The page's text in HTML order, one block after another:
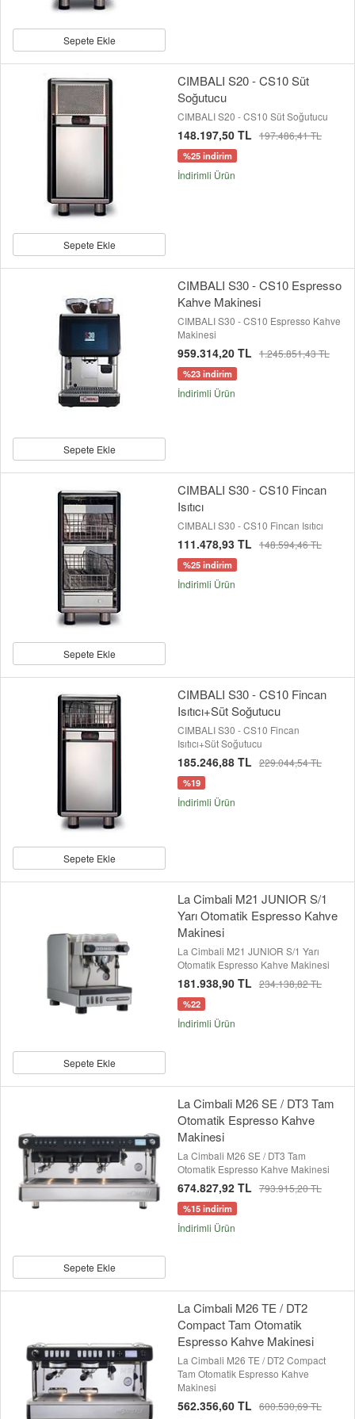
Sepete Ekle
Sepete Ekle
CIMBALI S20 - CS10 Süt
Soğutucu
CIMBALI S20 - CS10 Süt Soğutucu
148.197,50 TL 197.486,41 TL
%25 indirim
İndirimli Ürün
Sepete Ekle
CIMBALI S30 - CS10 Espresso
Kahve Makinesi
CIMBALI S30 - CS10 Espresso Kahve
Makinesi
959.314,20 TL 1.245.851,43 TL
%23 indirim
İndirimli Ürün
Sepete Ekle
CIMBALI S30 - CS10 Fincan
Isıtıcı
CIMBALI S30 - CS10 Fincan Isıtıcı
111.478,93 TL 148.594,46 TL
%25 indirim
İndirimli Ürün
Sepete Ekle
CIMBALI S30 - CS10 Fincan
Isıtıcı+Süt Soğutucu
CIMBALI S30 - CS10 Fincan
Isıtıcı+Süt Soğutucu
185.246,88 TL 229.044,54 TL
%19
İndirimli Ürün
Sepete Ekle
La Cimbali M21 JUNIOR S/1
Yarı Otomatik Espresso Kahve
Makinesi
La Cimbali M21 JUNIOR S/1 Yarı
Otomatik Espresso Kahve Makinesi
181.938,90 TL 234.138,82 TL
%22
İndirimli Ürün
Sepete Ekle
La Cimbali M26 SE / DT3 Tam
Otomatik Espresso Kahve
Makinesi
La Cimbali M26 SE / DT3 Tam
Otomatik Espresso Kahve Makinesi
674.827,92 TL 793.915,20 TL
%15 indirim
İndirimli Ürün
La Cimbali M26 TE / DT2
Compact Tam Otomatik
Espresso Kahve Makinesi
La Cimbali M26 TE / DT2 Compact
Tam Otomatik Espresso Kahve
Makinesi
562.356,60 TL 600.530,69 TL